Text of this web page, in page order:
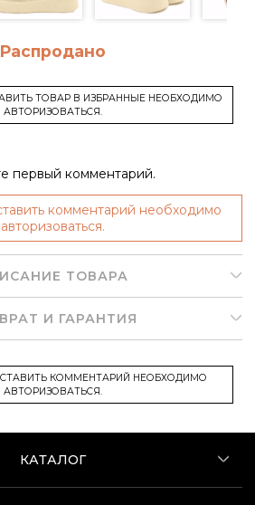
Распродано
ТОВАР В ИЗБРАННЫЕ НЕОБХОДИМО
АВТОРИЗОВАТЬСЯ.
первый комментарий.
комментарий необходимо
авторизоваться.
ТОВАРА
И ГАРАНТИЯ
КОММЕНТАРИЙ НЕОБХОДИМО
АВТОРИЗОВАТЬСЯ.
КАТАЛОГ